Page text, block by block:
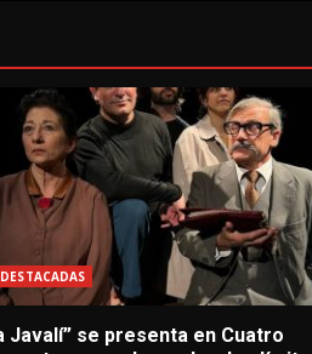
DESTACADAS
Javalí” se presenta en Cuatro